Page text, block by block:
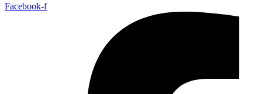
Facebook-f